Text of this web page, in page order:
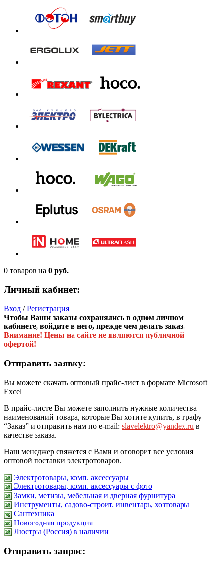
0 товаров на 0 руб.
Личный кабинет:
Вход /Регистрация
Чтобы Ваши заказы сохранялись в одном личном
кабинете, войдите в него, прежде чем делать заказ.
Внимание! Цены на сайте не являются публичной
офертой!
Отправить заявку:
Вы можете скачать оптовый прайс-лист в формате Microsoft
Excel
В прайс-листе Вы можете заполнить нужные количества
наименований товара, которые Вы хотите купить, в графу
“Заказ” и отправить нам по e-mail: slavelektro@yandex.ru в
качестве заказа.
Наш менеджер свяжется с Вами и оговорит все условия
оптовой поставки электротоваров.
Электротовары, комп. аксессуары
Электротовары, комп. аксессуары с фото
Замки, метизы, мебельная и дверная фурнитура
Инструменты, садово-строит. инвентарь, хозтовары
Сантехника
Новогодняя продукция
Люстры (Россия) в наличии
Отправить запрос: